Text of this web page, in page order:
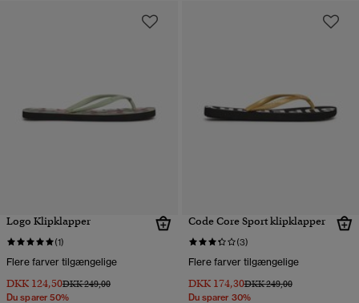
Logo Klipklapper
(1)
Flere farver tilgængelige
DKK 124,50Pris nedsat fra
DKK 249,00til
Du sparer 50%
Code Core Sport klipklapper
(3)
Flere farver tilgængelige
DKK 174,30Pris nedsat fra
DKK 249,00til
Du sparer 30%